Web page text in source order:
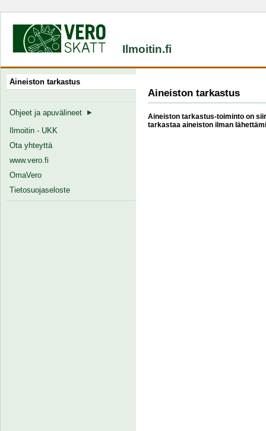
Ilmoitin.fi
Aineiston tarkastus
Ohjeet ja apuvälineet
Ilmoitin - UKK
Ota yhteyttä
www.vero.fi
OmaVero
Tietosuojaseloste
Aineiston tarkastus
Aineiston tarkastus-toiminto on
tarkastaa aineiston ilman